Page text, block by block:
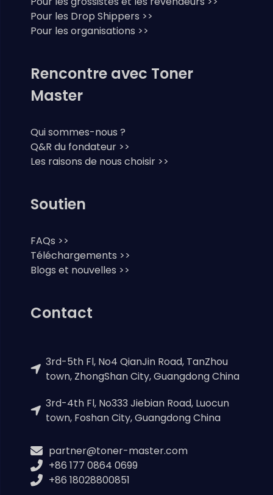
Pour les Drop Shippers >>
Pour les organisations >>
Rencontre avec Toner
Master
Qui sommes-nous ?
Q&R du fondateur >>
Les raisons de nous choisir >>
Soutien
FAQs >>
Téléchargements >>
Blogs et nouvelles >>
Contact
3rd-5th Fl, No4 QianJin Road, TanZhou
town, ZhongShan City, Guangdong China
3rd-4th Fl, No333 Jiebian Road, Luocun
town, Foshan City, Guangdong China
partner@toner-master.com
+86 177 0864 0699
+86 18028800851